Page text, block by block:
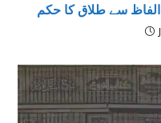
الفاظ سے طلاق كا حكم